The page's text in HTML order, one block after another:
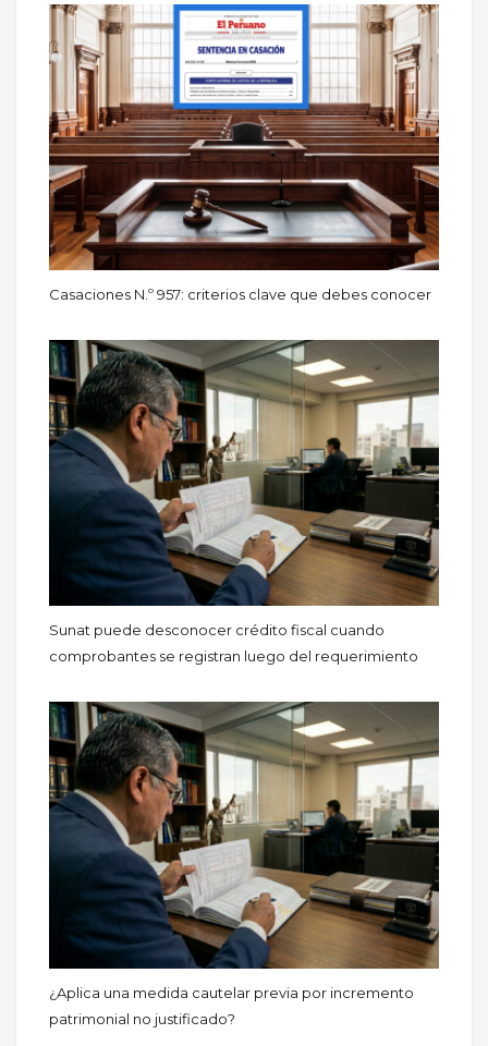
Casaciones N.º 957: criterios clave que debes conocer
Sunat puede desconocer crédito fiscal cuando
comprobantes se registran luego del requerimiento
¿Aplica una medida cautelar previa por incremento
patrimonial no justificado?